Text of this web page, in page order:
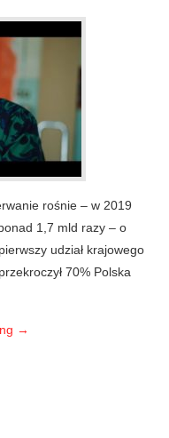
rośnie – w 2019
1,7 mld razy – o
udział krajowego
70% Polska
→